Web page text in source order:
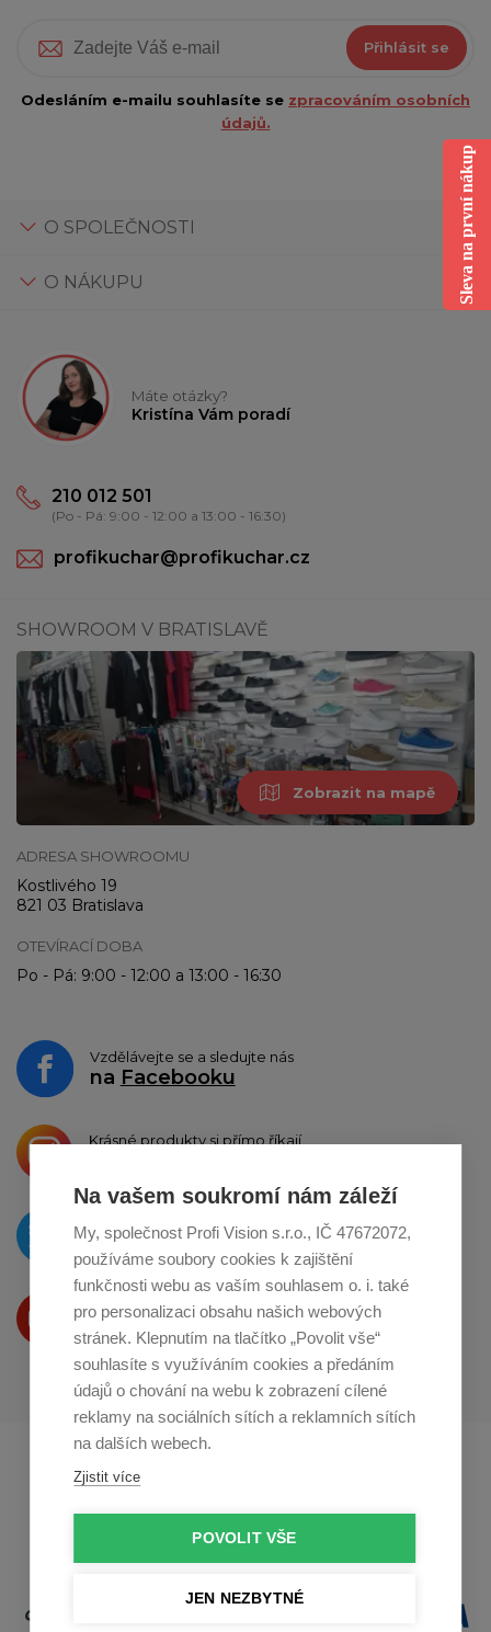
Na vašem soukromí nám záleží
My, společnost Profi Vision s.r.o., IČ 47672072,
používáme soubory cookies k zajištění
funkčnosti webu as vaším souhlasem o. i. také
pro personalizaci obsahu našich webových
stránek. Klepnutím na tlačítko „Povolit vše“
souhlasíte s využíváním cookies a předáním
údajů o chování na webu k zobrazení cílené
reklamy na sociálních sítích a reklamních sítích
na dalších webech.
Zjistit více
POVOLIT VŠE
JEN NEZBYTNÉ
Přihlásit se
Odesláním e-mailu souhlasíte se zpracováním osobních
údajů.
O SPOLEČNOSTI
O NÁKUPU
Máte otázky?
Kristína Vám poradí
210 012 501
(Po - Pá: 9:00 - 12:00 a 13:00 - 16:30)
profikuchar@profikuchar.cz
SHOWROOM V BRATISLAVĚ
Zobrazit na mapě
ADRESA SHOWROOMU
Kostlivého 19
821 03 Bratislava
OTEVÍRACÍ DOBA
Po - Pá: 9:00 - 12:00 a 13:00 - 16:30
Vzdělávejte se a sledujte nás
na Facebooku
Krásné produkty si přímo říkají
O novinkách píšeme
naTwitteru
Produkty Vám představujeme
na Youtube
Profikuchar.sk
Sleva na první nákup